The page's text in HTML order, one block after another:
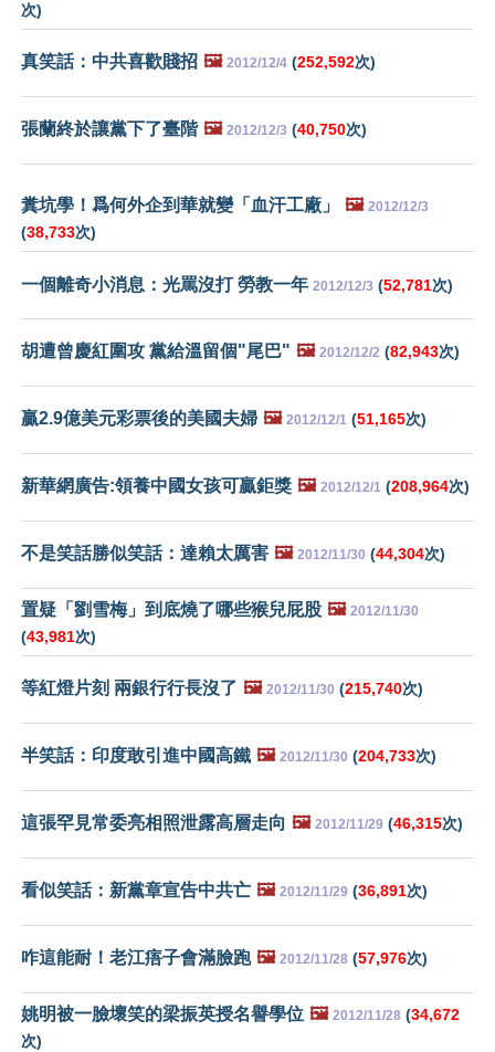
次)
真笑話：中共喜歡賤招 🖼️ 2012/12/4 (252,592次)
張蘭終於讓黨下了臺階 🖼️ 2012/12/3 (40,750次)
糞坑學！爲何外企到華就變「血汗工廠」 🖼️ 2012/12/3
(38,733次)
一個離奇小消息：光罵沒打 勞教一年 2012/12/3 (52,781次)
胡遭曾慶紅圍攻 黨給溫留個"尾巴" 🖼️ 2012/12/2 (82,943次)
贏2.9億美元彩票後的美國夫婦 🖼️ 2012/12/1 (51,165次)
新華網廣告:領養中國女孩可贏鉅獎 🖼️ 2012/12/1 (208,964次)
不是笑話勝似笑話：達賴太厲害 🖼️ 2012/11/30 (44,304次)
置疑「劉雪梅」到底燒了哪些猴兒屁股 🖼️ 2012/11/30
(43,981次)
等紅燈片刻 兩銀行行長沒了 🖼️ 2012/11/30 (215,740次)
半笑話：印度敢引進中國高鐵 🖼️ 2012/11/30 (204,733次)
這張罕見常委亮相照泄露高層走向 🖼️ 2012/11/29 (46,315次)
看似笑話：新黨章宣告中共亡 🖼️ 2012/11/29 (36,891次)
咋這能耐！老江痦子會滿臉跑 🖼️ 2012/11/28 (57,976次)
姚明被一臉壞笑的梁振英授名譽學位 🖼️ 2012/11/28 (34,672
次)